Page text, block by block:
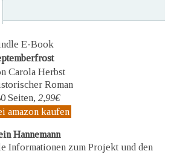
E-Book
Carola Herbst
Roman
Seiten, 2,99€
amazon kaufen
Hannemann
Informationen zum Projekt und den